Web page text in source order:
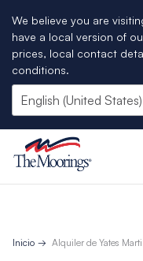
We believe you are
have a local version of
prices, local contact
conditions.
Inicio Alquiler de Yates